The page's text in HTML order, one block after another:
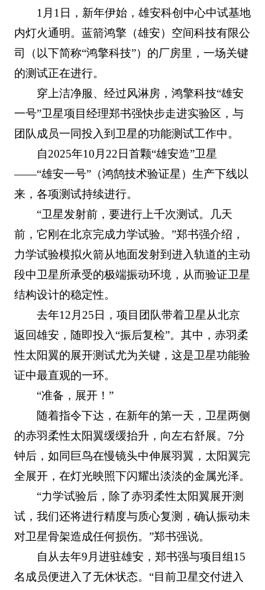
1月1日，新年伊始，雄安科创中心中试基地
内灯火通明。蓝箭鸿擎（雄安）空间科技有限公
司（以下简称“鸿擎科技”）的厂房里，一场关键
的测试正在进行。
穿上洁净服、经过风淋房，鸿擎科技“雄安
一号”卫星项目经理郑书强快步走进实验区，与
团队成员一同投入到卫星的功能测试工作中。
自2025年10月22日首颗“雄安造”卫星
——“雄安一号”（鸿鹄技术验证星）生产下线以
来，各项测试持续进行。
“卫星发射前，要进行上千次测试。几天
前，它刚在北京完成力学试验。”郑书强介绍，
力学试验模拟火箭从地面发射到进入轨道的主动
段中卫星所承受的极端振动环境，从而验证卫星
结构设计的稳定性。
去年12月25日，项目团队带着卫星从北京
返回雄安，随即投入“振后复检”。其中，赤羽柔
性太阳翼的展开测试尤为关键，这是卫星功能验
证中最直观的一环。
“准备，展开！”
随着指令下达，在新年的第一天，卫星两侧
的赤羽柔性太阳翼缓缓抬升，向左右舒展。7分
钟后，如同巨鸟在慢镜头中伸展羽翼，太阳翼完
全展开，在灯光映照下闪耀出淡淡的金属光泽。
“力学试验后，除了赤羽柔性太阳翼展开测
试，我们还将进行精度与质心复测，确认振动未
对卫星骨架造成任何损伤。”郑书强说。
自从去年9月进驻雄安，郑书强与项目组15
名成员便进入了无休状态。“目前卫星交付进入